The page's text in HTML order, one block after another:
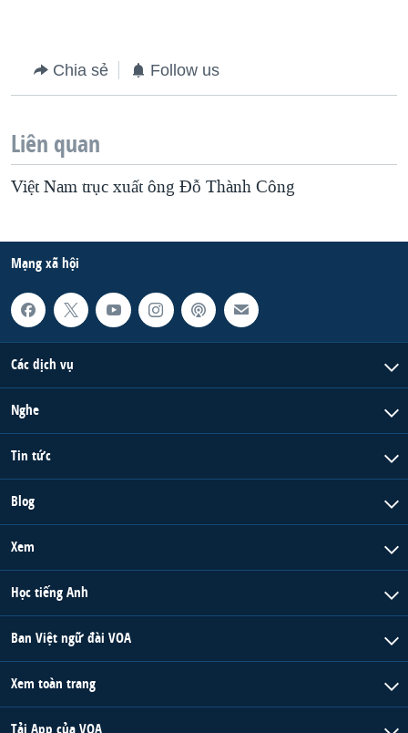
Chia sẻ Follow us
Liên quan
Việt Nam trục xuất ông Ðỗ Thành Công
Mạng xã hội
Các dịch vụ
Nghe
Tin tức
Blog
Xem
Học tiếng Anh
Ban Việt ngữ đài VOA
Xem toàn trang